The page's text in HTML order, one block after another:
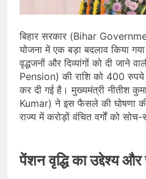
जारी किया,
जलभराव और
जंतर-मंतर पुलिस
का हंगामा तेज़,
August 6, 2026
राष्ट्रीय
देशभर में बुनकरों
होगा आयोजन
August 5, 2026
बिहार सरकार (Bihar
योजना में एक बड़ा बदलाव किया
वृद्धजनों और दिव्यांगों को दी जाने
Pension) की राशि को 400
कर दी गई है। मुख्यमंत्री नीतीश
Kumar) ने इस फैसले की घोषणा
राज्य में करोड़ों वंचित वर्गों को
पेंशन वृद्धि का उद्देश्य और